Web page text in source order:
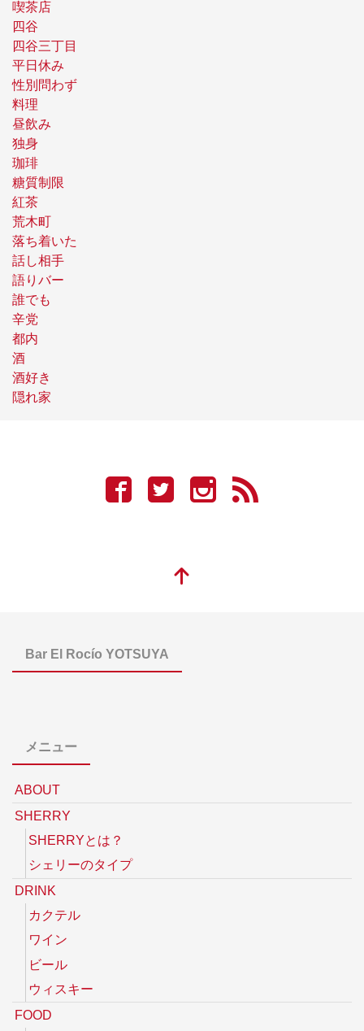
喫茶店
四谷
四谷三丁目
平日休み
性別問わず
料理
昼飲み
独身
珈琲
糖質制限
紅茶
荒木町
落ち着いた
話し相手
語りバー
誰でも
辛党
都内
酒
酒好き
隠れ家
Bar El Rocío YOTSUYA
メニュー
ABOUT
SHERRY
SHERRYとは？
シェリーのタイプ
DRINK
カクテル
ワイン
ビール
ウィスキー
FOOD